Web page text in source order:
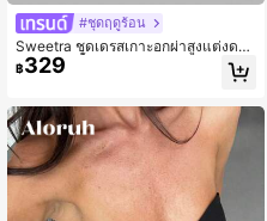
#ชุดฤดูร้อน
Sweetra ชุดเดรสเกาะอกผ่าสูงแต่งดอก
ไม้ 3 มิติสีพื้น
฿329